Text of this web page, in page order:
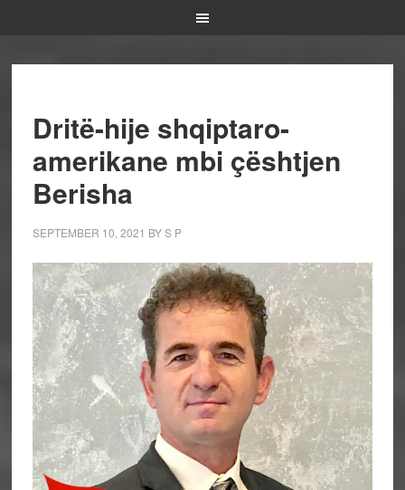
Dritë-hije shqiptaro-
amerikane mbi çështjen
Berisha
SEPTEMBER 10, 2021 BYS P